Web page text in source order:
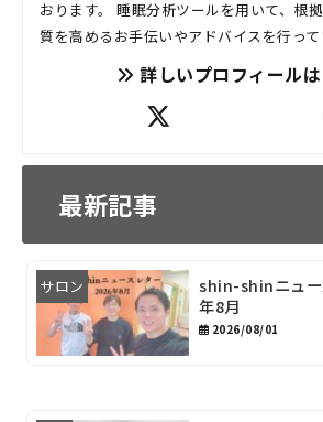
おります。 睡眠分析ツールを用いて、根
質を高めるお手伝いやアドバイスを行って
詳しいプロフィール
最新記事
サロン
shin-shinニュ
年8月
2026/08/01